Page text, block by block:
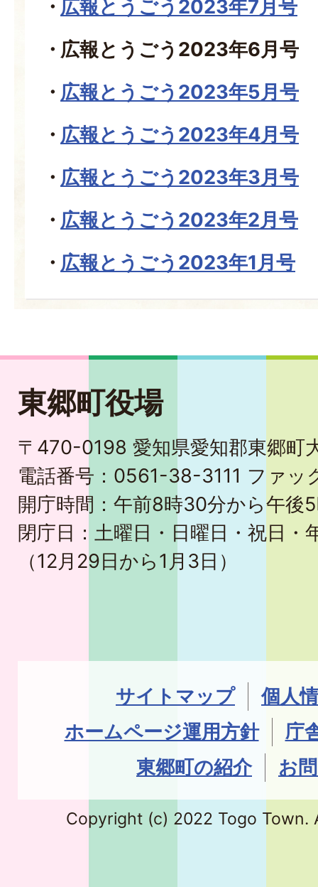
広報とうごう2023年7月号
広報とうごう2023年6月号
広報とうごう2023年5月号
広報とうごう2023年4月号
広報とうごう2023年3月号
広報とうごう2023年2月号
広報とうごう2023年1月号
東郷町役場
〒470-0198 愛知県愛知郡東郷町
電話番号：0561-38-3111 ファ
開庁時間：午前8時30分から午後
閉庁日：土曜日・日曜日・祝日・
（12月29日から1月3日）
サイトマップ
個人
ホームページ運用方針
庁
東郷町の紹介
お
Copyright (c) 2022 Togo Town.